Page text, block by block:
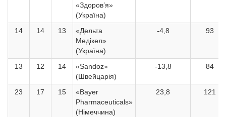
«Здоров’я»
(Україна)
14 14 13
«Дельта
Медікел»
(Україна)
-4,8 93
13 12 14
«Sandoz»
(Швейцарія)
-13,8 84
23 17 15
«Bayer
Pharmaceuticals»
(Німеччина)
23,8 121